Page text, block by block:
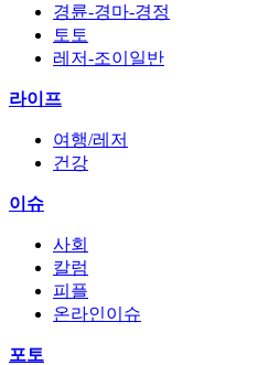
경륜-경마-경정
토토
레저-조이일반
라이프
여행/레저
건강
이슈
사회
칼럼
피플
온라인이슈
포토